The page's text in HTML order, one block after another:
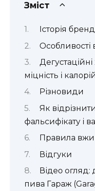
Зміст
Історія
Особливості
міцність і
Різновиди
Як
фальсифікату і
Правила
Відгуки
Відео огляд:
пива Гараж